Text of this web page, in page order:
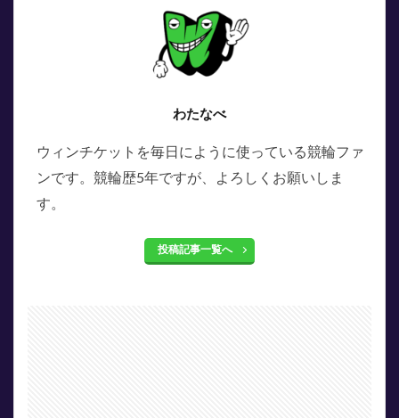
わたなべ
ウィンチケットを毎日にように使っている競輪ファ
ンです。競輪歴5年ですが、よろしくお願いしま
す。
投稿記事一覧へ